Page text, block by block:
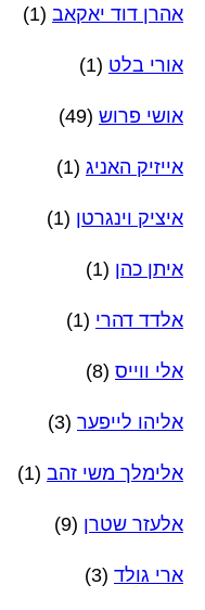
אהרן דוד יאקאב (1)
אורי בלט (1)
אושי פרוש (49)
אייזיק האניג (1)
איציק וינגרטן (1)
איתן כהן (1)
אלדד דהרי (1)
אלי ווייס (8)
אליהו לייפער (3)
אלימלך משי זהב (1)
אלעזר שטרן (9)
ארי גולד (3)